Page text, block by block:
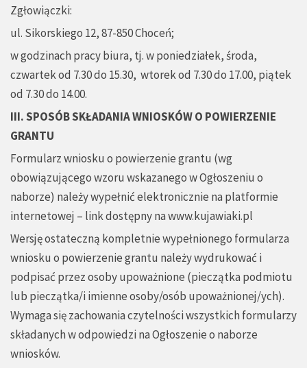
Zgłowiączki:
ul. Sikorskiego 12, 87-850 Choceń;
w godzinach pracy biura, tj. w poniedziałek, środa,
czwartek od 7.30 do 15.30, wtorek od 7.30 do 17.00, piątek
od 7.30 do 14.00.
III. SPOSÓB SKŁADANIA WNIOSKÓW O POWIERZENIE
GRANTU
Formularz wniosku o powierzenie grantu (wg
obowiązującego wzoru wskazanego w Ogłoszeniu o
naborze) należy wypełnić elektronicznie na platformie
internetowej – link dostępny nawww.kujawiaki.pl
Wersję ostateczną kompletnie wypełnionego formularza
wniosku o powierzenie grantu należy wydrukować i
podpisać przez osoby upoważnione (pieczątka podmiotu
lub pieczątka/i imienne osoby/osób upoważnionej/ych).
Wymaga się zachowania czytelności wszystkich formularzy
składanych w odpowiedzi na Ogłoszenie o naborze
wniosków.